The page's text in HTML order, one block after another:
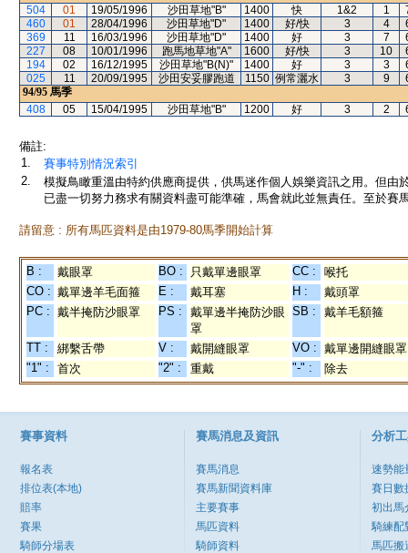
504
01 19/05/1996 沙田草地"B" 1400 快 1&2 1
460
01 28/04/1996 沙田草地"D" 1400 好/快 3 4
369
11 16/03/1996 沙田草地"D" 1400 好 3 7
227
08 10/01/1996 跑馬地草地"A" 1600 好/快 3 10
194
02 16/12/1995 沙田草地"B(N)" 1400 好 3 3
025
11 20/09/1995 沙田安妥膠跑道 1150 例常灑水 3 9
94/95 馬季
408
05 15/04/1995 沙田草地"B" 1200 好 3 2
備註:
1.
賽事特別情況索引
2.
模擬鳥瞰重溫由特約供應商提供，供馬迷作個人娛樂資訊之用。但
已盡一切努力務求有關資料盡可能準確，馬會就此並無責任。至於賽
請留意 : 所有馬匹資料是由1979-80馬季開始計算
B : 戴眼罩 BO : 只戴單邊眼罩 CC :
喉托
CO : 戴單邊羊毛面箍 E : 戴耳塞 H :
戴頭罩
PC : 戴半掩防沙眼罩 PS :
戴單邊半掩防沙眼
罩
SB : 戴羊毛額箍
TT : 綁繫舌帶 V : 戴開縫眼罩 VO : 戴單邊開縫眼罩
"1" :
首次 "2" : 重戴 "-" : 除去
賽事資料
報名表
排位表(本地)
賠率
賽果
騎師分場表
賽馬消息及資訊
賽馬消息
賽馬新聞資料庫
主要賽事
馬匹資料
騎師資料
分析
速勢能
賽日數
初出馬
騎練配
馬匹搬